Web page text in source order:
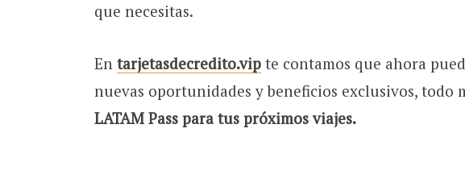
que necesitas.
En tarjetasdecredito.vipte contamos que ahora
nuevas oportunidades y beneficios exclusivos, todo
LATAM Pass para tus próximos viajes.